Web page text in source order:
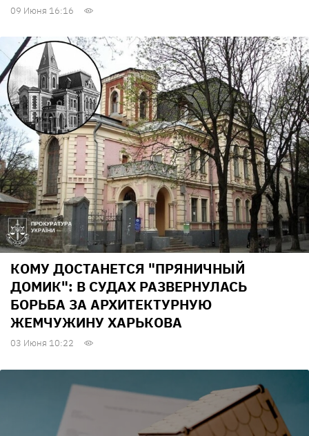
09 Июня 16:16
КОМУ ДОСТАНЕТСЯ "ПРЯНИЧНЫЙ
ДОМИК": В СУДАХ РАЗВЕРНУЛАСЬ
БОРЬБА ЗА АРХИТЕКТУРНУЮ
ЖЕМЧУЖИНУ ХАРЬКОВА
03 Июня 10:22